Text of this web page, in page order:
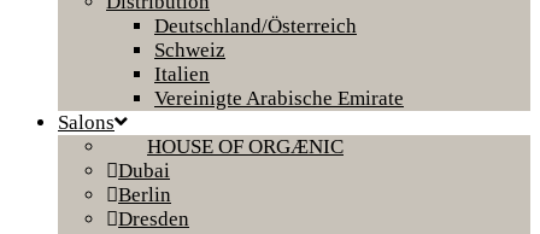
Deutschland/Österreich
Schweiz
Italien
Vereinigte Arabische Emirate
Salons
HOUSE OF ORGÆNIC
Dubai
Berlin
Dresden